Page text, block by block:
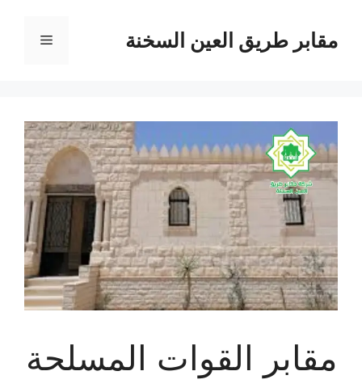
المحتوىمقابر طريق العين السخنة القائمة
مقابر القوات المسلحة